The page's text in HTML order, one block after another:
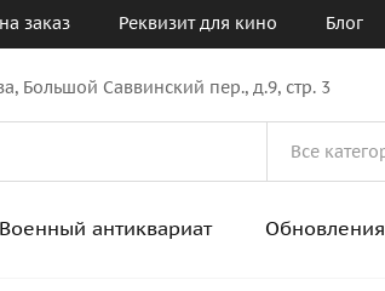
заказ Реквизит для кино Блог
Большой Саввинский пер., д.9, стр. 3
Военный антиквариат Обновления